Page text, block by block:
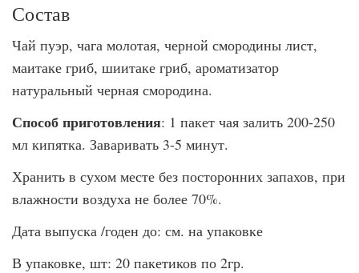
Состав
Чай пуэр, чага молотая, черной смородины лист,
маитаке гриб, шиитаке гриб, ароматизатор
натуральный черная смородина.
Способ приготовления: 1 пакет чая залить 200-250
мл кипятка. Заваривать 3-5 минут.
Хранить в сухом месте без посторонних запахов, при
влажности воздуха не более 70%.
Дата выпуска /годен до: см. на упаковке
В упаковке, шт: 20 пакетиков по 2гр.